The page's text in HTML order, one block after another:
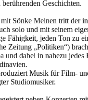
Geschichten.
Sönke Meinen tritt der
solo und mit seinem
Fähigkeit, jeden Ton zu
Zeitung „Politiken“)
und dabei in nahezu jedes
Musik für Film-
Studiomusiker.